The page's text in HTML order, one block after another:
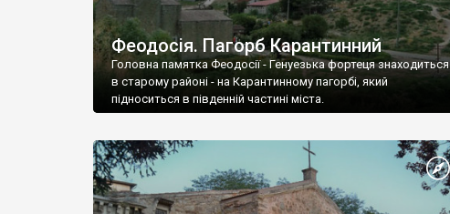
Феодосія. Пагорб Карантинний
Головна памятка Феодосії - Генуезька фортеця знаходиться
в старому районі - на Карантинному пагорбі, який
підноситься в південній частині міста.